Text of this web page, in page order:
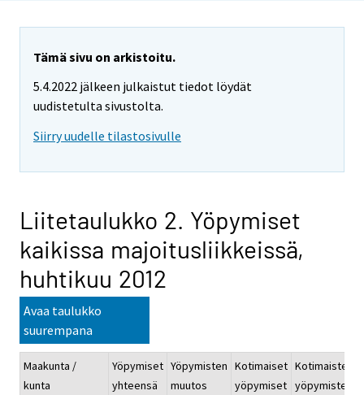
Tämä sivu on arkistoitu.
5.4.2022 jälkeen julkaistut tiedot löydät
uudistetulta sivustolta.
Siirry uudelle tilastosivulle
Liitetaulukko 2. Yöpymiset
kaikissa majoitusliikkeissä,
huhtikuu 2012
Avaa taulukko
suurempana
Maakunta /
kunta
Yöpymiset
yhteensä
Yöpymisten
muutos
Kotimaiset
yöpymiset
Kotimaisten
yöpymisten